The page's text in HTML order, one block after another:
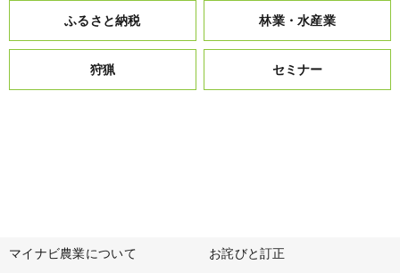
ふるさと納税 林業・水産業
狩猟 セミナー
マイナビ農業について お詫びと訂正